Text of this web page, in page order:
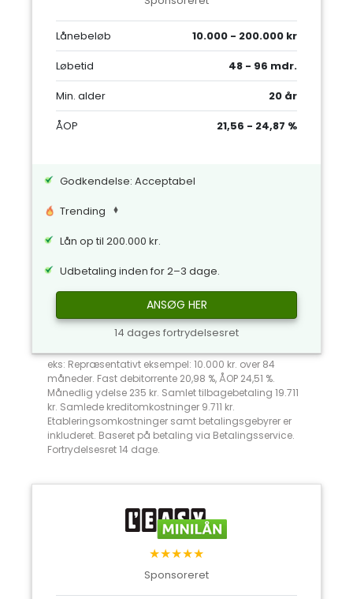
Lånebeløb
10.000 - 200.000 kr
Løbetid
48 - 96 mdr.
Min. alder
20 år
ÅOP
21,56 - 24,87 %
Godkendelse: Acceptabel
Trending
Lån op til 200.000 kr.
Udbetaling inden for 2–3 dage.
ANSØG HER
14 dages fortrydelsesret
eks: Repræsentativt eksempel: 10.000 kr. over 84
måneder. Fast debitorrente 20,98 %, ÅOP 24,51 %.
Månedlig ydelse 235 kr. Samlet tilbagebetaling 19.711
kr. Samlede kreditomkostninger 9.711 kr.
Etableringsomkostninger samt betalingsgebyrer er
inkluderet. Baseret på betaling via Betalingsservice.
Fortrydelsesret 14 dage.
★★★★★
Sponsoreret